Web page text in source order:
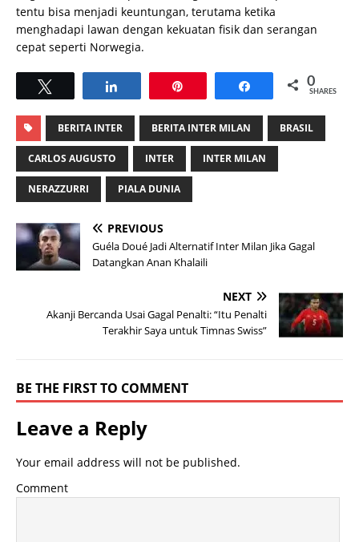
tentu bisa menjadi keuntungan, terutama ketika
menghadapi lawan dengan kekuatan fisik dan serangan
cepat seperti Norwegia.
Share 0
SHARES
BERITA INTER BERITA INTER MILAN BRASIL
CARLOS AUGUSTO INTER INTER MILAN
NERAZZURRI PIALA DUNIA
PREVIOUS
Guéla Doué Jadi Alternatif Inter Milan Jika Gagal
Datangkan Anan Khalaili
NEXT
Akanji Bercanda Usai Gagal Penalti: “Itu Penalti
Terakhir Saya untuk Timnas Swiss”
BE THE FIRST TO COMMENT
Leave a Reply
Your email address will not be published.
Comment